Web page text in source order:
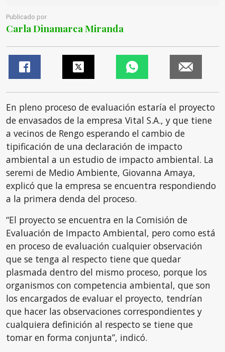
Publicado por
Carla Dinamarca Miranda
En pleno proceso de evaluación estaría el proyecto
de envasados de la empresa Vital S.A., y que tiene
a vecinos de Rengo esperando el cambio de
tipificación de una declaración de impacto
ambiental a un estudio de impacto ambiental. La
seremi de Medio Ambiente, Giovanna Amaya,
explicó que la empresa se encuentra respondiendo
a la primera denda del proceso.
“El proyecto se encuentra en la Comisión de
Evaluación de Impacto Ambiental, pero como está
en proceso de evaluación cualquier observación
que se tenga al respecto tiene que quedar
plasmada dentro del mismo proceso, porque los
organismos con competencia ambiental, que son
los encargados de evaluar el proyecto, tendrían
que hacer las observaciones correspondientes y
cualquiera definición al respecto se tiene que
tomar en forma conjunta”, indicó.